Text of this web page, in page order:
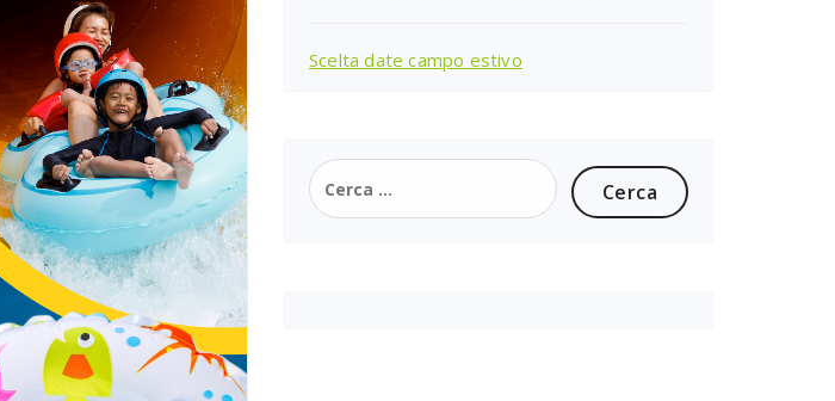
Scelta date campo estivo
Ricerca
per: